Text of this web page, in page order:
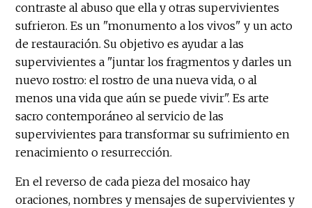
contraste al abuso que ella y otras supervivientes
sufrieron. Es un "monumento a los vivos" y un acto
de restauración. Su objetivo es ayudar a las
supervivientes a "juntar los fragmentos y darles un
nuevo rostro: el rostro de una nueva vida, o al
menos una vida que aún se puede vivir". Es arte
sacro contemporáneo al servicio de las
supervivientes para transformar su sufrimiento en
renacimiento o resurrección.
En el reverso de cada pieza del mosaico hay
oraciones, nombres y mensajes de supervivientes y